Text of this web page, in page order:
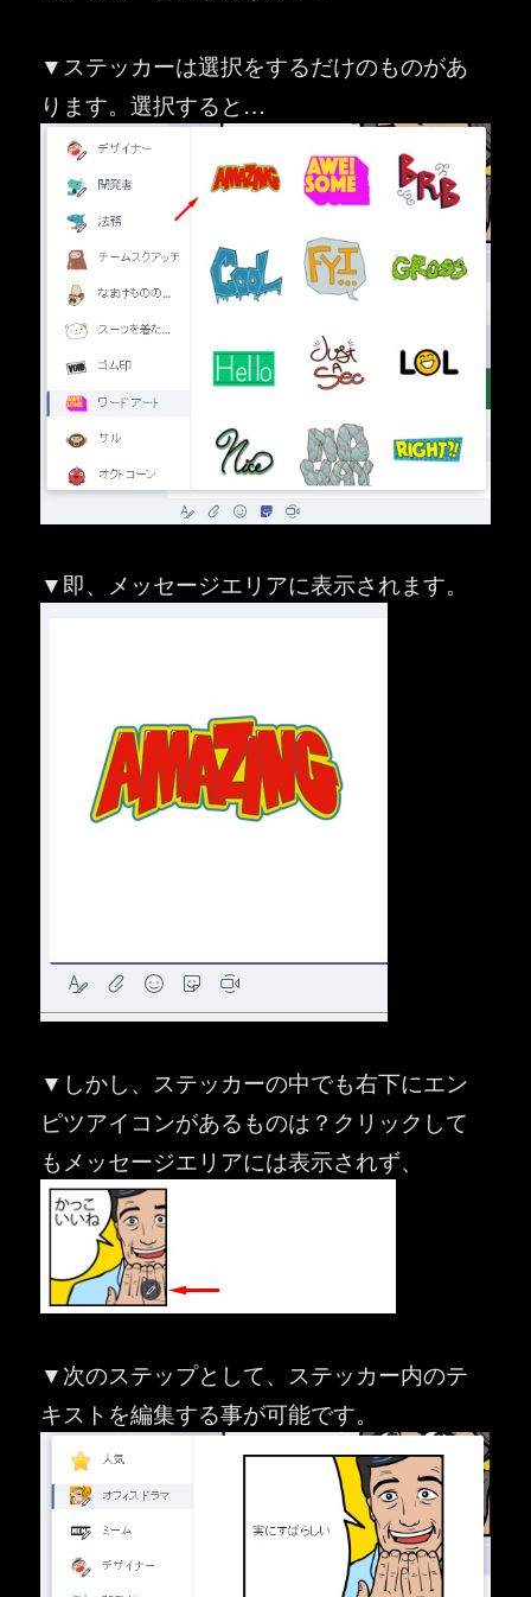
▼ステッカーは選択をするだけのものがあ
ります。選択すると…
▼即、メッセージエリアに表示されます。
▼しかし、ステッカーの中でも右下にエン
ピツアイコンがあるものは？クリックして
もメッセージエリアには表示されず、
▼次のステップとして、ステッカー内のテ
キストを編集する事が可能です。